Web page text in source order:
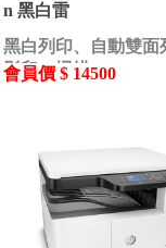
n 黑白雷
黑白列印、自動雙面
影印、掃描
會員價 $ 14500